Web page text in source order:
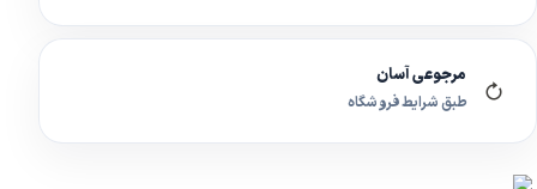
مرجوعی آسان
طبق شرایط فروشگاه